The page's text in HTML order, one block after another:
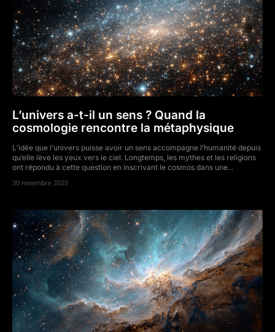
L’univers a-t-il un sens ? Quand la
cosmologie rencontre la métaphysique
L’idée que l’univers puisse avoir un sens accompagne l’humanité depuis
qu’elle lève les yeux vers le ciel. Longtemps, les mythes et les religions
ont répondu à cette question en inscrivant le cosmos dans une...
30 novembre 2025